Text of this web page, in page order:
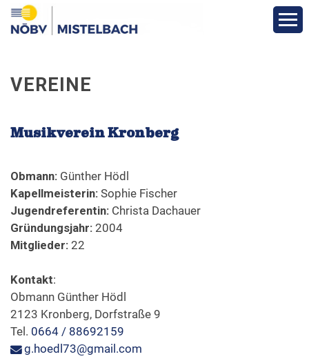
Funktionäre
Veranstaltungen
Formulare & Downloads
VEREINE
Musikverein Kronberg
Obmann: Günther Hödl
Kapellmeisterin: Sophie Fischer
Jugendreferentin: Christa Dachauer
Gründungsjahr: 2004
Mitglieder: 22
Kontakt:
Obmann Günther Hödl
2123 Kronberg, Dorfstraße 9
Tel. 0664 / 88692159
g.hoedl73@gmail.com